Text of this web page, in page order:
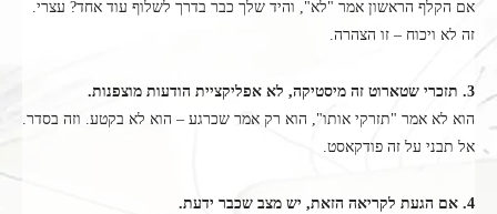
אם הקלף הראשון אמר "לא", והיד שלך כבר בדרך לשלוף עוד אחד? עצרי.
זה לא ויכוח – זו הצהרה.
3. תזכרי שטארוט זה מיסטיקה, לא אפליקציית הודעות מוצפנות.
הוא לא אמר "תזרקי אותו", הוא רק אמר שכרגע – הוא לא בקטע. וזה בסדר.
אל תבני על זה פודקאסט.
4. אם הגעת לקריאה הזאת, יש מצב שכבר ידעת.